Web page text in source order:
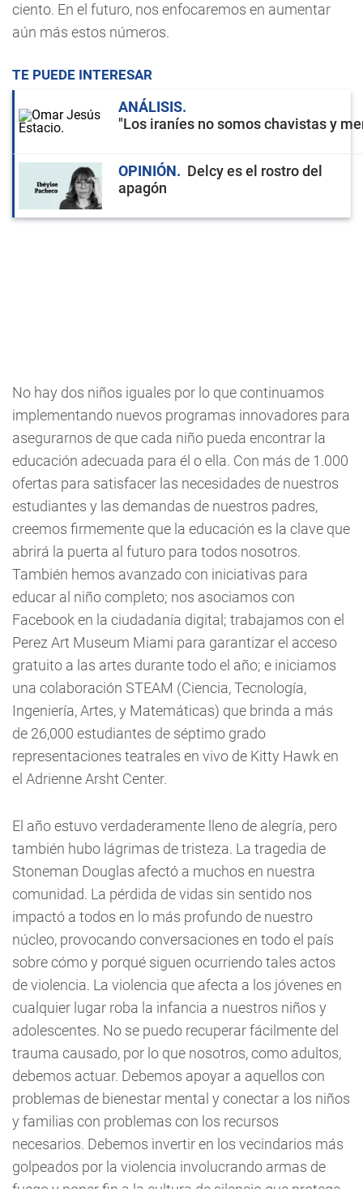
ciento. En el futuro, nos enfocaremos en aumentar
aún más estos números.
TE PUEDE INTERESAR
ANÁLISIS
"Los iraníes no somos chavistas y
OPINIÓN
Delcy es el rostro del
apagón
No hay dos niños iguales por lo que continuamos
implementando nuevos programas innovadores para
asegurarnos de que cada niño pueda encontrar la
educación adecuada para él o ella. Con más de 1.000
ofertas para satisfacer las necesidades de nuestros
estudiantes y las demandas de nuestros padres,
creemos firmemente que la educación es la clave que
abrirá la puerta al futuro para todos nosotros.
También hemos avanzado con iniciativas para
educar al niño completo; nos asociamos con
Facebook en la ciudadanía digital; trabajamos con el
Perez Art Museum Miami para garantizar el acceso
gratuito a las artes durante todo el año; e iniciamos
una colaboración STEAM (Ciencia, Tecnología,
Ingeniería, Artes, y Matemáticas) que brinda a más
de 26,000 estudiantes de séptimo grado
representaciones teatrales en vivo de Kitty Hawk en
el Adrienne Arsht Center.
El año estuvo verdaderamente lleno de alegría, pero
también hubo lágrimas de tristeza. La tragedia de
Stoneman Douglas afectó a muchos en nuestra
comunidad. La pérdida de vidas sin sentido nos
impactó a todos en lo más profundo de nuestro
núcleo, provocando conversaciones en todo el país
sobre cómo y porqué siguen ocurriendo tales actos
de violencia. La violencia que afecta a los jóvenes en
cualquier lugar roba la infancia a nuestros niños y
adolescentes. No se puedo recuperar fácilmente del
trauma causado, por lo que nosotros, como adultos,
debemos actuar. Debemos apoyar a aquellos con
problemas de bienestar mental y conectar a los niños
y familias con problemas con los recursos
necesarios. Debemos invertir en los vecindarios más
golpeados por la violencia involucrando armas de